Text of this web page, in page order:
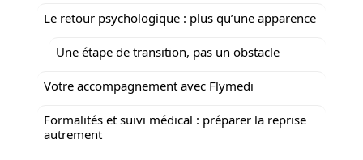
Le retour psychologique : plus qu’une apparence
Une étape de transition, pas un obstacle
Votre accompagnement avec Flymedi
Formalités et suivi médical : préparer la reprise
autrement